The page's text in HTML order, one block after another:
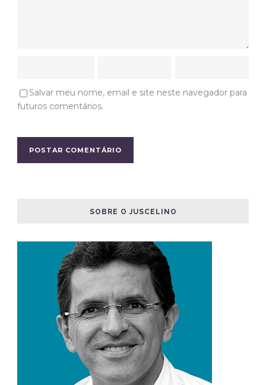
Salvar meu nome, email e site neste navegador para
futuros comentários.
SOBRE O JUSCELINO